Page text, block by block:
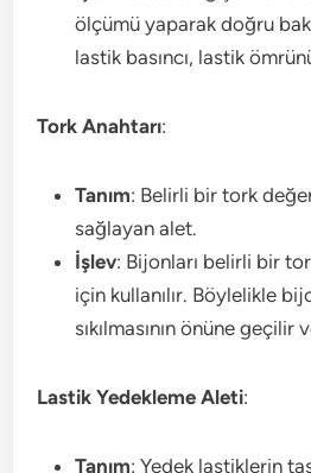
ölçümü yaparak doğru
lastik basıncı, lastik
Tork Anahtarı:
Tanım: Belirli bir tork
sağlayan alet.
İşlev: Bijonları belirli bir
için kullanılır. Böylelikle
sıkılmasının önüne geçilir
Lastik Yedekleme Aleti:
Tanım: Yedek lastiklerin